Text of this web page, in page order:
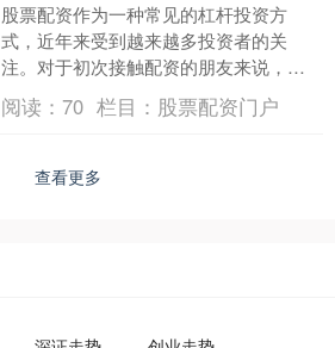
股票配资作为一种常见的杠杆投资方
式，近年来受到越来越多投资者的关
注。对于初次接触配资的朋友来说，了
解完整的办理流程是保障资金安全、提
升操作效率的第一步。本文将详....
阅读：70 栏目： 股票配资门户
查看更多